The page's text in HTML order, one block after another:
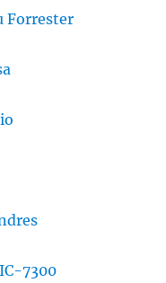
Forrester
7300